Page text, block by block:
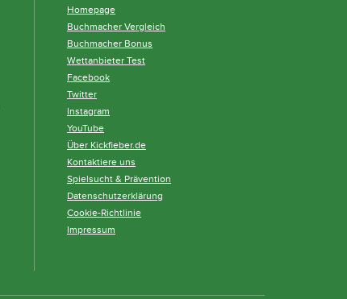
Homepage
Buchmacher Vergleich
Buchmacher Bonus
Wettanbieter Test
Facebook
Twitter
Instagram
YouTube
Über Kickfieber.de
Kontaktiere uns
Spielsucht & Prävention
Datenschutzerklärung
Cookie-Richtlinie
Impressum